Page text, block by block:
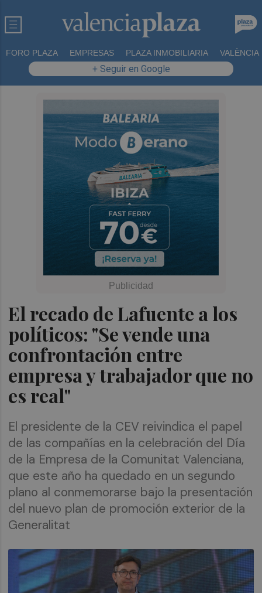
FORO PLAZA EMPRESAS PLAZA INMOBILIARIA VALÈNCIA
+ Seguir en Google
El recado de Lafuente a los
políticos: "Se vende una
confrontación entre
empresa y trabajador que no
es real"
El presidente de la CEV reivindica el papel
de las compañías en la celebración del Día
de la Empresa de la Comunitat Valenciana,
que este año ha quedado en un segundo
plano al conmemorarse bajo la presentación
del nuevo plan de promoción exterior de la
Generalitat